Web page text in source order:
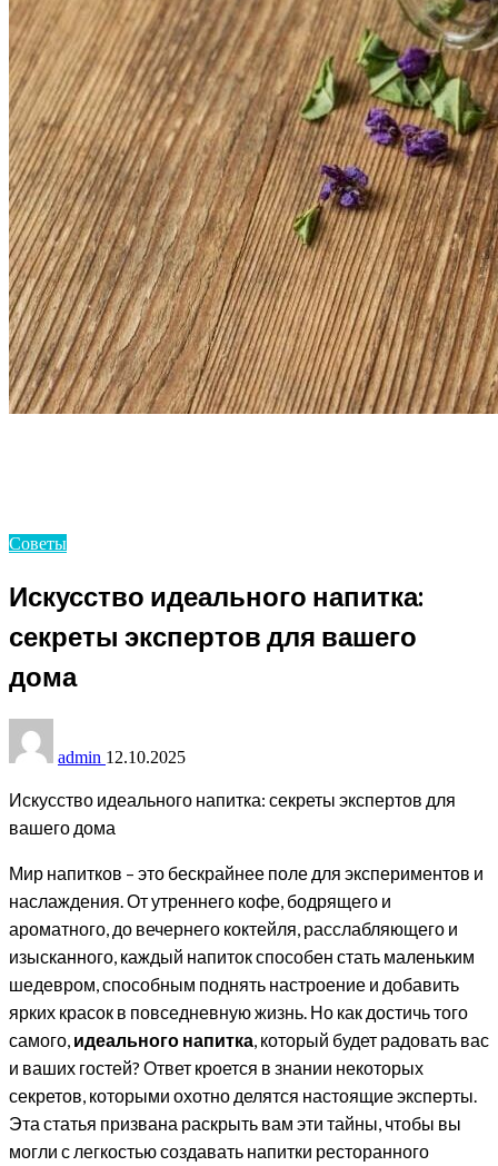
Советы
Искусство идеального напитка:
секреты экспертов для вашего
дома
admin 12.10.2025
Искусство идеального напитка: секреты экспертов для
вашего дома
Мир напитков – это бескрайнее поле для экспериментов и
наслаждения. От утреннего кофе, бодрящего и
ароматного, до вечернего коктейля, расслабляющего и
изысканного, каждый напиток способен стать маленьким
шедевром, способным поднять настроение и добавить
ярких красок в повседневную жизнь. Но как достичь того
самого, идеального напитка, который будет радовать вас
и ваших гостей? Ответ кроется в знании некоторых
секретов, которыми охотно делятся настоящие эксперты.
Эта статья призвана раскрыть вам эти тайны, чтобы вы
могли с легкостью создавать напитки ресторанного